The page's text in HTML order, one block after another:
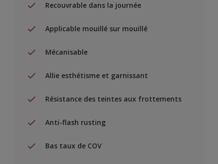
Recouvrable dans la journée
Applicable mouillé sur mouillé
Mécanisable
Allie esthétisme et garnissant
Résistance des teintes aux frottements
Anti-flash rusting
Bas taux de COV